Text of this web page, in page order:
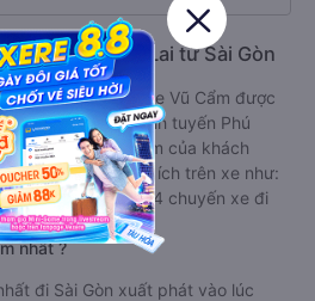
Thiện - Gia Lai từ Sài Gòn
bình là 2.7/5 xe Vũ Cẩm được
lượng Trung bình tuyến Phú
dựa trên trải nghiệm của khách
đ và các tiện ích trên xe như:
xe Vũ Cẩm có 4 chuyến xe đi
nhất ?
đi Sài Gòn xuất phát vào lúc